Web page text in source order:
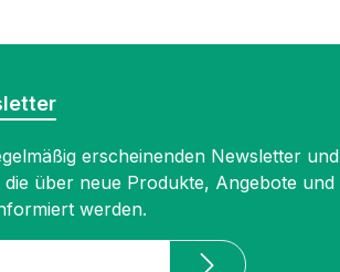
erscheinenden Newsletter und
über neue Produkte, Angebote und
werden.